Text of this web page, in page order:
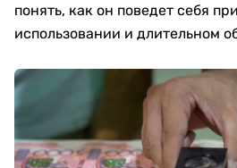
понять, как он поведет себя
использовании и длительном